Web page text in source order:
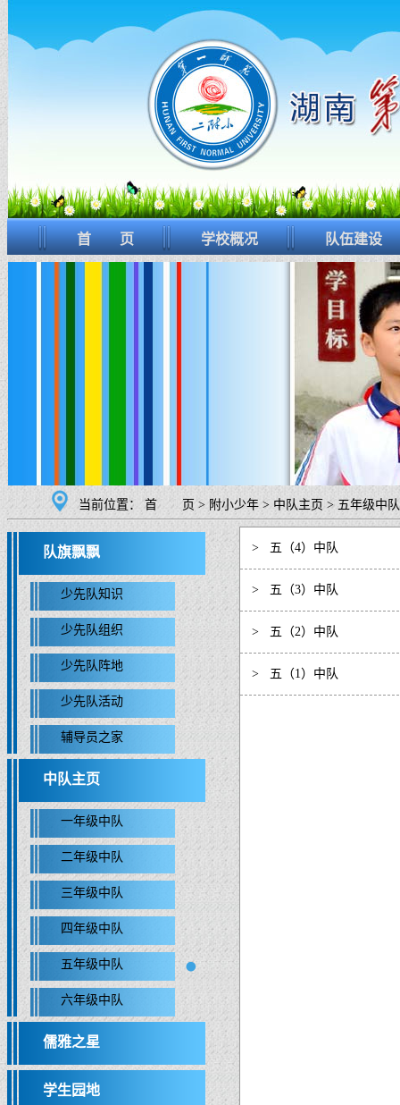
首 页 学校概况 队伍建设
当前位置：首 页 > 附小少年 > 中队主页 > 五年级中队
队旗飘飘
少先队知识
少先队组织
少先队阵地
少先队活动
辅导员之家
中队主页
一年级中队
二年级中队
三年级中队
四年级中队
五年级中队
六年级中队
儒雅之星
学生园地
> 五（4）中队
> 五（3）中队
> 五（2）中队
> 五（1）中队